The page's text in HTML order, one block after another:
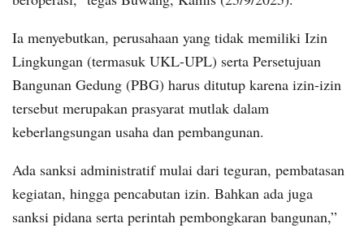
Ia menyebutkan, perusahaan yang tidak memiliki Izin
Lingkungan (termasuk UKL-UPL) serta Persetujuan
Bangunan Gedung (PBG) harus ditutup karena izin-izin
tersebut merupakan prasyarat mutlak dalam
keberlangsungan usaha dan pembangunan.
Ada sanksi administratif mulai dari teguran, pembatasan
kegiatan, hingga pencabutan izin. Bahkan ada juga
sanksi pidana serta perintah pembongkaran bangunan,”